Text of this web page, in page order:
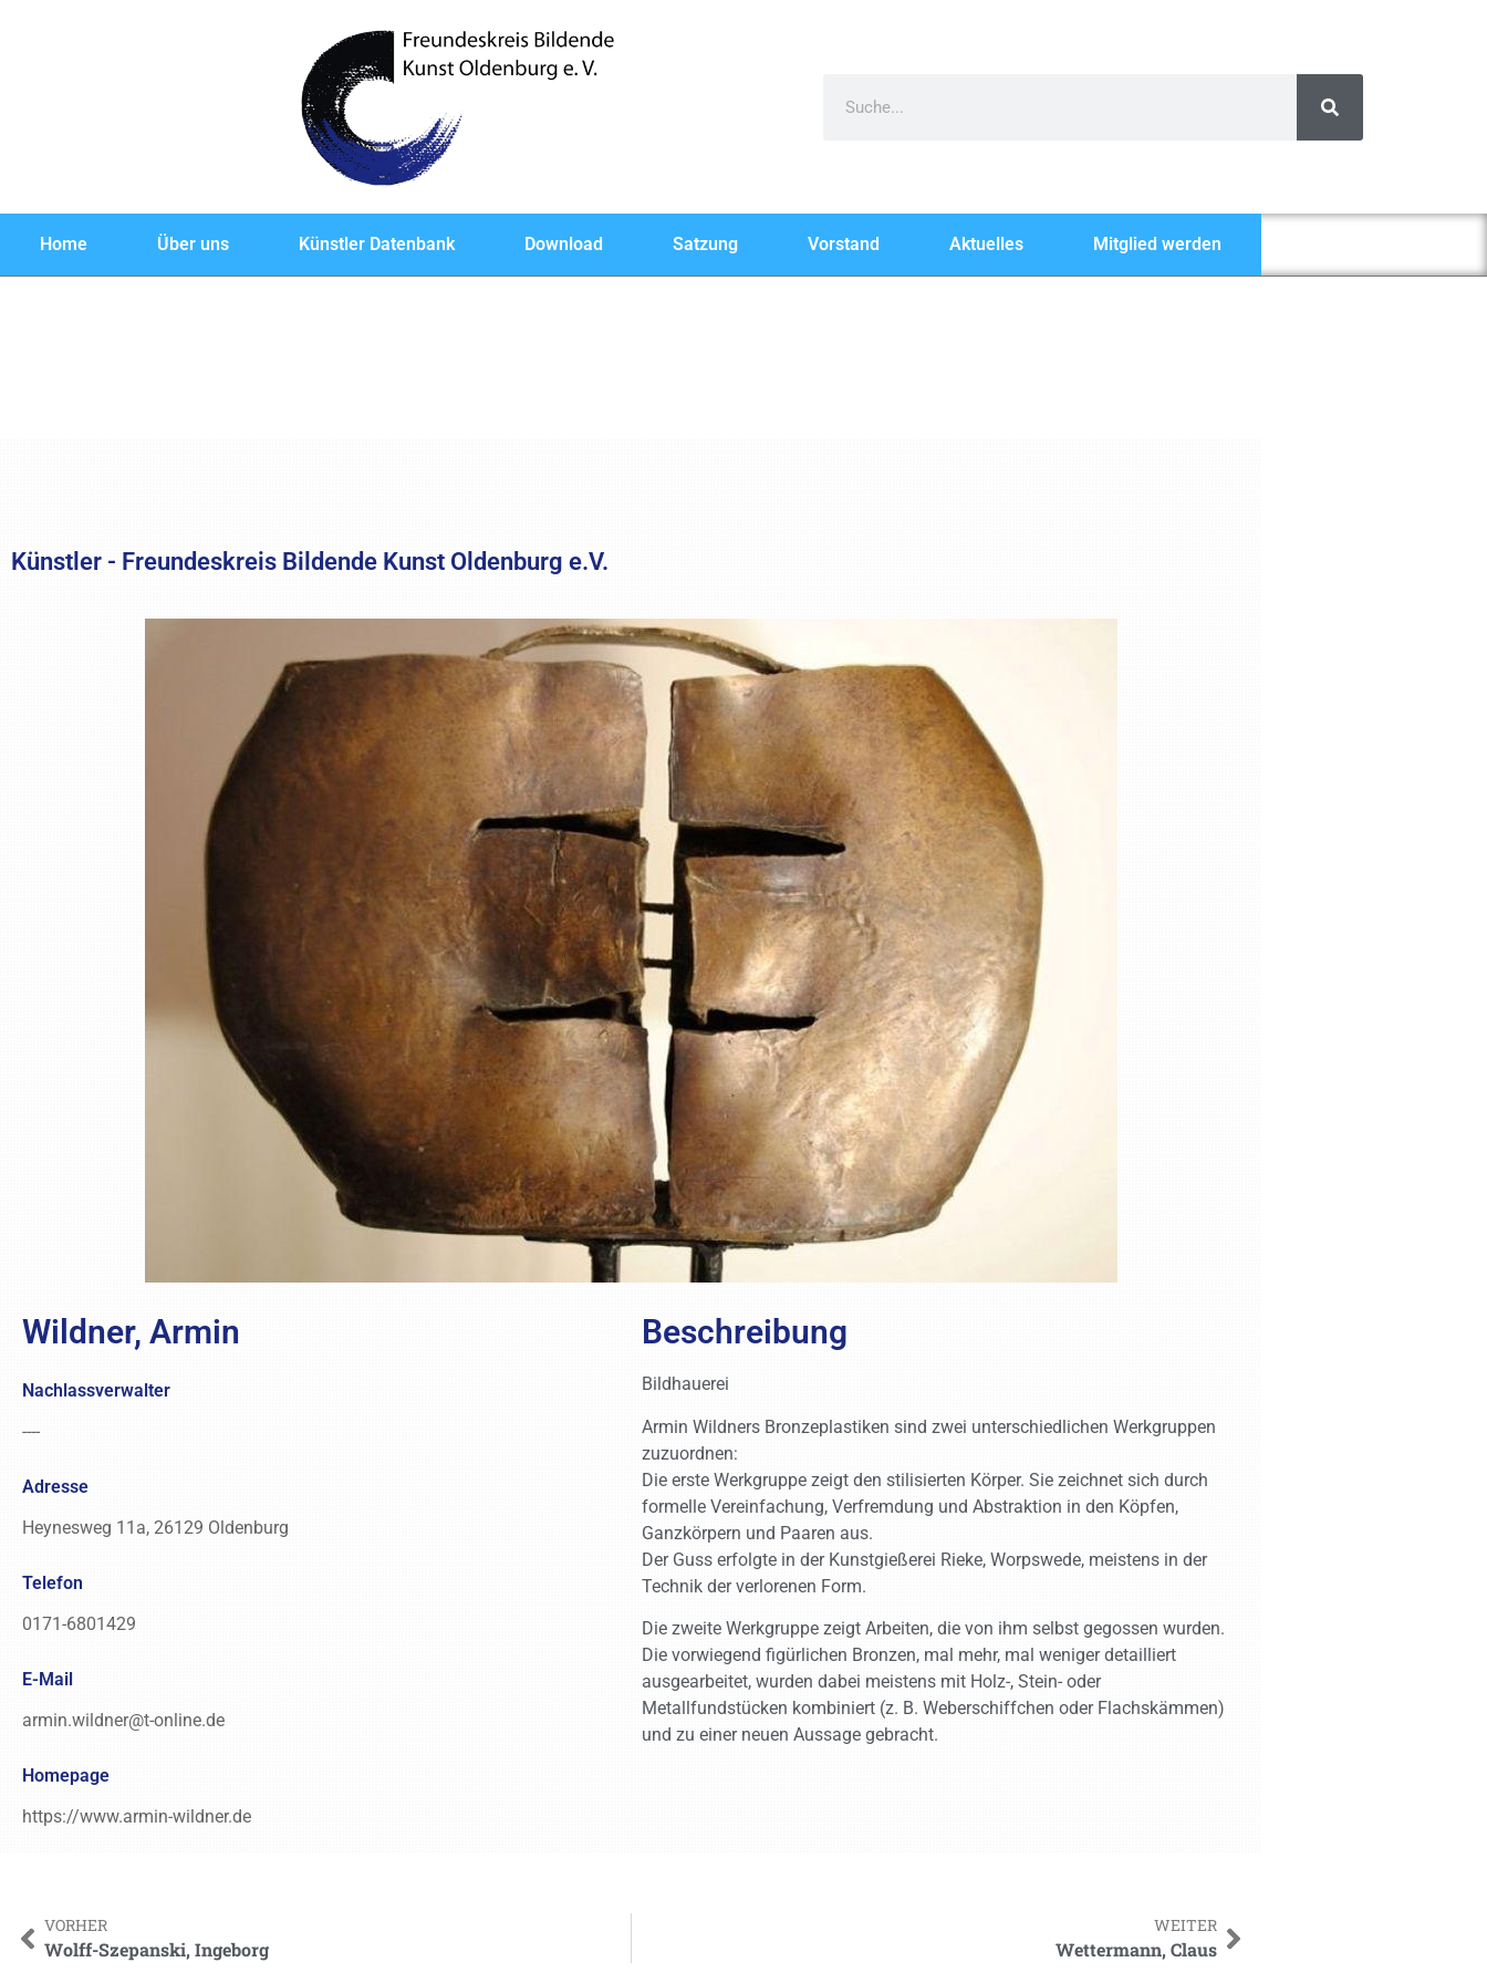
Home Über uns Künstler Datenbank Download Satzung Vorstand Aktuelles Mitglied werden
Künstler - Freundeskreis Bildende Kunst Oldenburg e.V.
Wildner, Armin
Nachlassverwalter
----
Adresse
Heynesweg 11a, 26129 Oldenburg
Telefon
0171-6801429
E-Mail
armin.wildner@t-online.de
Homepage
https://www.armin-wildner.de
Beschreibung
Bildhauerei
Armin Wildners Bronzeplastiken sind zwei unterschiedlichen Werkgruppen
zuzuordnen:
Die erste Werkgruppe zeigt den stilisierten Körper. Sie zeichnet sich durch
formelle Vereinfachung, Verfremdung und Abstraktion in den Köpfen,
Ganzkörpern und Paaren aus.
Der Guss erfolgte in der Kunstgießerei Rieke, Worpswede, meistens in der
Technik der verlorenen Form.
Die zweite Werkgruppe zeigt Arbeiten, die von ihm selbst gegossen wurden.
Die vorwiegend figürlichen Bronzen, mal mehr, mal weniger detailliert
ausgearbeitet, wurden dabei meistens mit Holz-, Stein- oder
Metallfundstücken kombiniert (z. B. Weberschiffchen oder Flachskämmen)
und zu einer neuen Aussage gebracht.
VORHER
Wolff-Szepanski, Ingeborg
WEITER
Wettermann, Claus